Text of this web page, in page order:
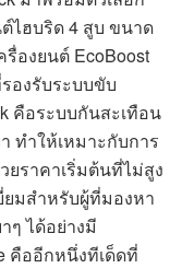
ไฮบริด 4 สูบ ขนาด
รื่องยนต์ EcoBoost
องรับระบบขับ
คือระบบกันสะเทือน
ทำให้เหมาะกับการ
ราคาเริ่มต้นที่ไม่สูง
ยมสำหรับผู้ที่มองหา
ๆ ได้อย่างมี
คืออีกหนึ่งทีเด็ดที่